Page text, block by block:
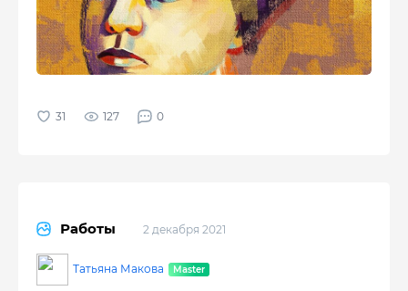
127 0
Работы 2 декабря 2021
Татьяна Макова